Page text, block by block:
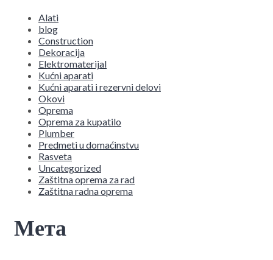
Alati
blog
Construction
Dekoracija
Elektromaterijal
Kućni aparati
Kućni aparati i rezervni delovi
Okovi
Oprema
Oprema za kupatilo
Plumber
Predmeti u domaćinstvu
Rasveta
Uncategorized
Zaštitna oprema za rad
Zaštitna radna oprema
Мета